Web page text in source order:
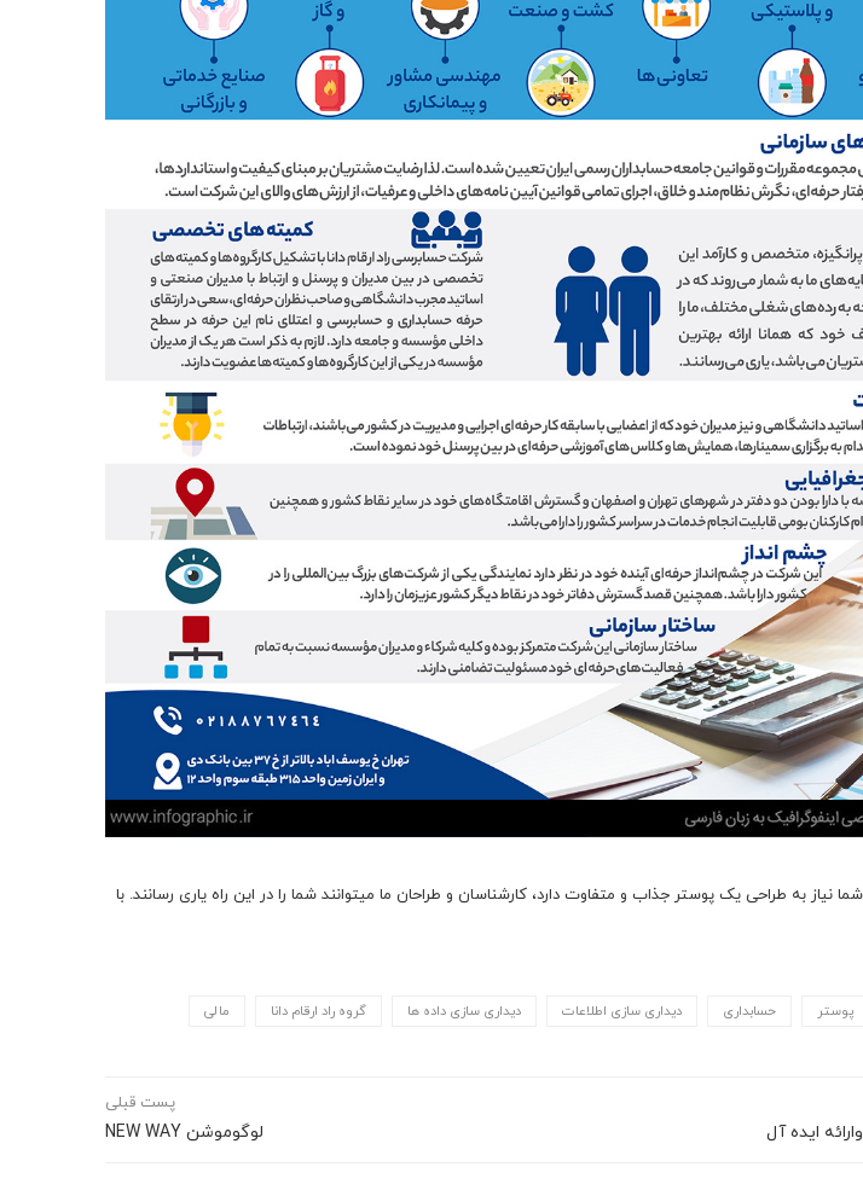
در صورتی که سازمان یا نهاد شما نیاز به طراحی یک پوستر جذاب و متفاوت دارد، کارشناسان و طراحان ما می‎توانند شما را در این راه یاری رسانند. با
پوستر حسابداری دیداری سازی اطلاعات دیداری سازی داده ها گروه راد ارقام دانا مالی
پست قبلی
لوگوموشن NEW WAY ایده آل